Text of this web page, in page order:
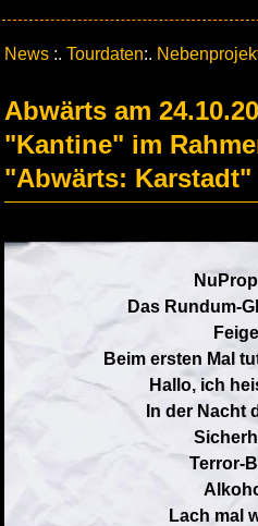
News :. Tourdaten:.
Abwärts am
"Kantine" im
"Abwärts: Karstadt"
Das Rundum-
Feige
Beim ersten Mal
Hallo, ich
In der Nacht
Terror-
Lach mal